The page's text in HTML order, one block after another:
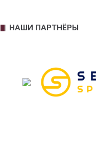
НАШИ ПАРТНЁРЫ